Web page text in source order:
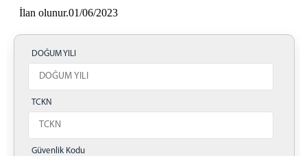
Hakim/Cumhuriyet Savcısı
Hakim/Cumhuriyet Savcısı
İMRANLI
Hakim/Cumhuriyet Savcısı
KANGAL
Hakim/Cumhuriyet Savcısı
ŞARKIŞLA
İlan olunur.01/06/2023
DOĞUM YILI
TCKN
Güvenlik Kodu